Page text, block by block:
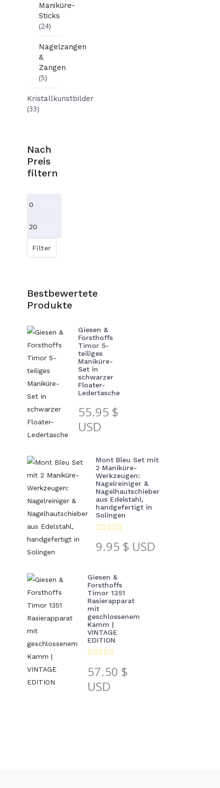
Maniküre-
Sticks
(24)
Nagelzangen
&
Zangen
(5)
Kristallkunstbilder
(33)
Nach
Preis
filtern
Min.
Max.
Preis
Filter
Bestbewertete
Produkte
Giesen &
Forsthoffs
Timor 5-
teiliges
Maniküre-
Set in
schwarzer
Floater-
Ledertasche
55.95 $
USD
Mont Bleu Set mit
2 Maniküre-
Werkzeugen:
Nagelreiniger &
Nagelhautschieber
aus Edelstahl,
handgefertigt in
Solingen
9.95 $ USD
Giesen &
Forsthoffs
Timor 1351
Rasierapparat
mit
geschlossenem
Kamm |
VINTAGE
EDITION
57.50 $
USD